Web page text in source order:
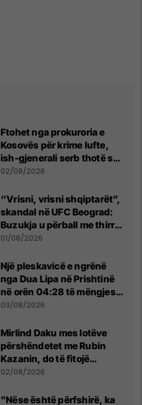
Ftohet nga prokuroria e
Kosovës për krime lufte,
ish-gjenerali serb thotë se
dikush e tradhtoi në
02/08/2026
“Vrisni, vrisni shqiptarët”,
skandal në UFC Beograd:
Buzukja u përball me thirrje
anti-shqiptare nga
01/08/2026
Një pleskavicë e ngrënë
nga Dua Lipa në Prishtinë
në orën 04:28 të mëngjesit
- dhe bota digjitale serbe
03/08/2026
Mirlind Daku mes lotëve
përshëndetet me Rubin
Kazanin, do të fitojë
miliona te Spartak Moska
02/08/2026
"Nëse është përfshirë, ka